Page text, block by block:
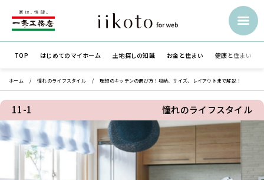
TOP はじめての マイホーム 土地探しの知識 お金と住まい 健康と住まい
ホーム 憧れのライフスタイル 理想のキッチンの選び方！収納、サイズ、レイアウトまで解説！
11-1 憧れのライフスタイル